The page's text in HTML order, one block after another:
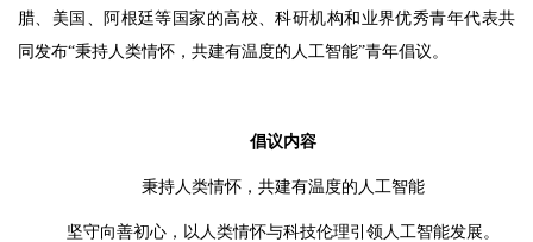
腊、美国、阿根廷等国家的高校、科研机构和业界优秀青年代表共
同发布“秉持人类情怀，共建有温度的人工智能”青年倡议。
倡议内容
秉持人类情怀，共建有温度的人工智能
坚守向善初心，以人类情怀与科技伦理引领人工智能发展。